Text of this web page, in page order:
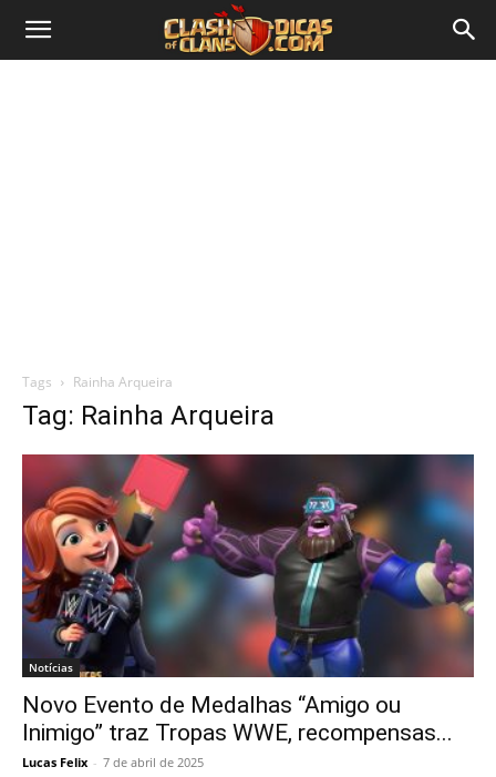
Tags Rainha Arqueira
Tag: Rainha Arqueira
Notícias
Novo Evento de Medalhas “Amigo ou
Inimigo” traz Tropas WWE, recompensas...
Lucas Felix - 7 de abril de 2025